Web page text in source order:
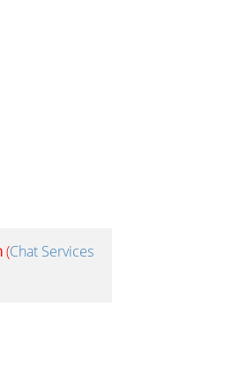
(Chat Services